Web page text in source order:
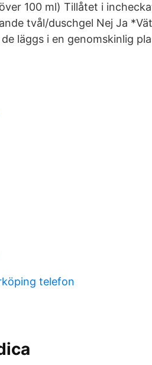
100 ml) Tillåtet i
tvål/duschgel Nej Ja
läggs i en genomskinlig
telefon